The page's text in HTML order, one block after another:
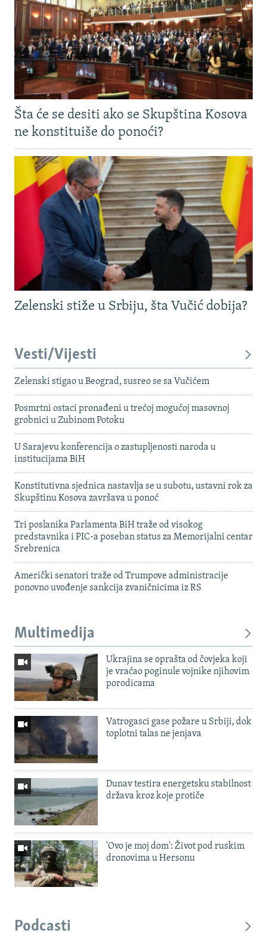
Šta će se desiti ako se Skupština Kosova
ne konstituiše do ponoći?
Zelenski stiže u Srbiju, šta Vučić dobija?
Vesti/Vijesti
Zelenski stigao u Beograd, susreo se sa Vučićem
Posmrtni ostaci pronađeni u trećoj mogućoj masovnoj
grobnici u Zubinom Potoku
U Sarajevu konferencija o zastupljenosti naroda u
institucijama BiH
Konstitutivna sjednica nastavlja se u subotu, ustavni rok za
Skupštinu Kosova završava u ponoć
Tri poslanika Parlamenta BiH traže od visokog
predstavnika i PIC-a poseban status za Memorijalni centar
Srebrenica
Američki senatori traže od Trumpove administracije
ponovno uvođenje sankcija zvaničnicima iz RS
Multimedija
Ukrajina se oprašta od čovjeka koji
je vraćao poginule vojnike njihovim
porodicama
Vatrogasci gase požare u Srbiji, dok
toplotni talas ne jenjava
Dunav testira energetsku stabilnost
država kroz koje protiče
'Ovo je moj dom': Život pod ruskim
dronovima u Hersonu
Podcasti